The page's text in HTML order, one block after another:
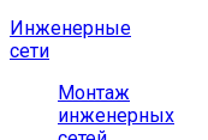
Инженерные
сети
Монтаж
инженерных